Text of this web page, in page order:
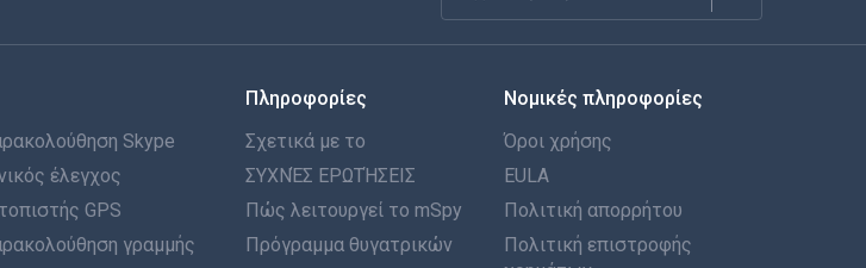
Français
Español
Português
Skype
έλεγχος
GPS
γραμμής
Πληροφορίες
Σχετικά με το
ΣΥΧΝΈΣ ΕΡΩΤΉΣΕΙΣ
Πώς λειτουργεί το mSpy
Πρόγραμμα θυγατρικών
Νομικές πληροφορίες
Όροι χρήσης
EULA
Πολιτική απορρήτου
Πολιτική επιστροφής